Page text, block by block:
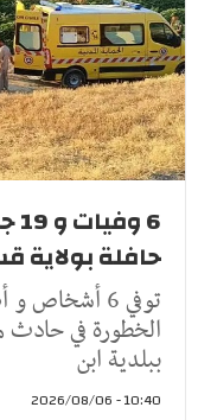
6
حافلة بولاية
الخطورة في
ببلدية ابن
10:40 - 2026/08/06